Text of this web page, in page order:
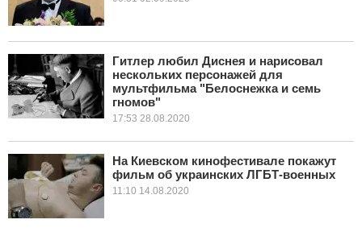
Гитлер любил Диснея и нарисовал
нескольких персонажей для
мультфильма "Белоснежка и семь
гномов"
17:53 28.08.2020
На Киевском кинофестивале покажут
фильм об украинских ЛГБТ-военных
11:10 14.08.2020